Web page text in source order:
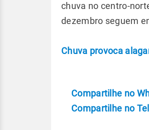
chuva no centro-
dezembro seguem
Chuva provoca
Compartilhe no
Compartilhe no